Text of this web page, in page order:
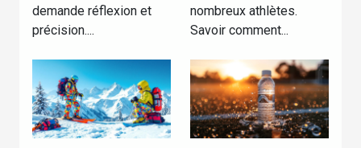
demande réflexion et
précision....
nombreux athlètes.
Savoir comment...